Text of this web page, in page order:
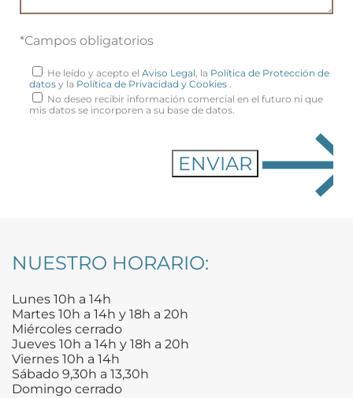
*Campos obligatorios
He leído y acepto el Aviso Legal, la Política de Protección de
datos y la Política de Privacidad y Cookies .
No deseo recibir información comercial en el futuro ni que
mis datos se incorporen a su base de datos.
NUESTRO HORARIO:
Lunes 10h a 14h
Martes 10h a 14h y 18h a 20h
Miércoles cerrado
Jueves 10h a 14h y 18h a 20h
Viernes 10h a 14h
Sábado 9,30h a 13,30h
Domingo cerrado